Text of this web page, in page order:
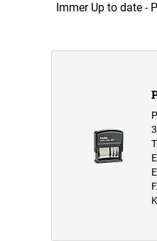
Immer Up to date